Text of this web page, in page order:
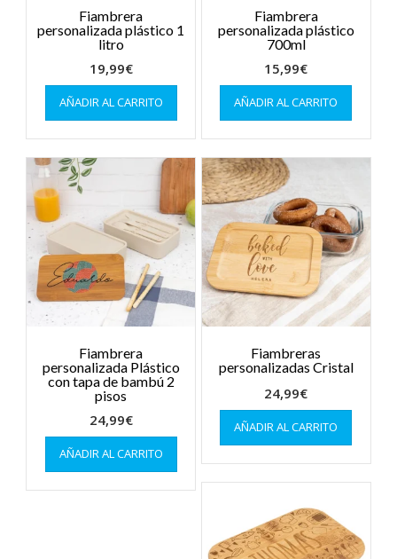
Fiambrera
personalizada plástico 1
litro
19,99€
AÑADIR AL CARRITO
Fiambrera
personalizada plástico
700ml
15,99€
AÑADIR AL CARRITO
Fiambrera
personalizada Plástico
con tapa de bambú 2
pisos
24,99€
AÑADIR AL CARRITO
Fiambreras
personalizadas Cristal
24,99€
AÑADIR AL CARRITO